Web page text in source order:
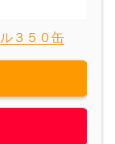
３５０缶